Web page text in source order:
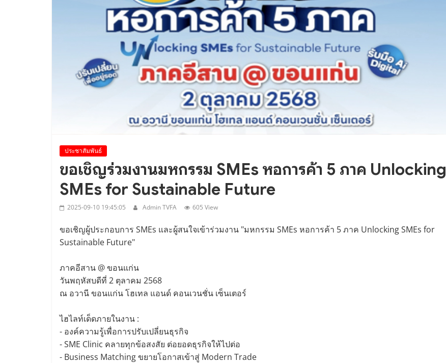
ประชาสัมพันธ์
ขอเชิญร่วมงานมหกรรม SMEs หอการค้า 5 ภาค Unlocking
SMEs for Sustainable Future
2025-09-10 19:45:05 Admin TVFA 605 View
ขอเชิญผู้ประกอบการ SMEs และผู้สนใจเข้าร่วมงาน "มหกรรม SMEs หอการค้า 5 ภาค Unlocking SMEs for
Sustainable Future"
ภาคอีสาน @ ขอนแก่น
วันพฤหัสบดีที่ 2 ตุลาคม 2568
ณ อวานี ขอนแก่น โฮเทล แอนด์ คอนเวนชั่น เซ็นเตอร์
ไฮไลท์เด็ดภายในงาน :
- องค์ความรู้เพื่อการปรับเปลี่ยนธุรกิจ
- SME Clinic คลายทุกข้อสงสัย ต่อยอดธุรกิจให้ไปต่อ
- Business Matching ขยายโอกาสเข้าสู่ Modern Trade